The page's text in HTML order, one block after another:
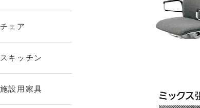
ェア
キッチン
設用家具